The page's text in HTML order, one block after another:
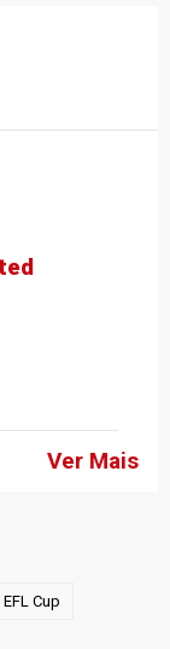
Ver Mais
EFL Cup